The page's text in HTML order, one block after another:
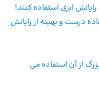
ابری استفاده کنند!
درست و بهینه از رایانش
از آن استفاده می‌